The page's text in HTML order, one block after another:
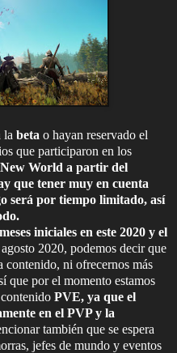
la beta o hayan reservado el
que participaron en los
New World a partir del
que tener muy en cuenta
será por tiempo limitado, así
iniciales en este 2020 y el
2020, podemos decir que
contenido, ni ofrecernos más
que por el momento estamos
PVE, ya que el
en el PVP y la
también que se espera
jefes de mundo y eventos